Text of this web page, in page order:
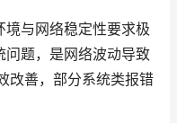
与网络稳定性要求极
问题，是网络波动导致
改善，部分系统类报错